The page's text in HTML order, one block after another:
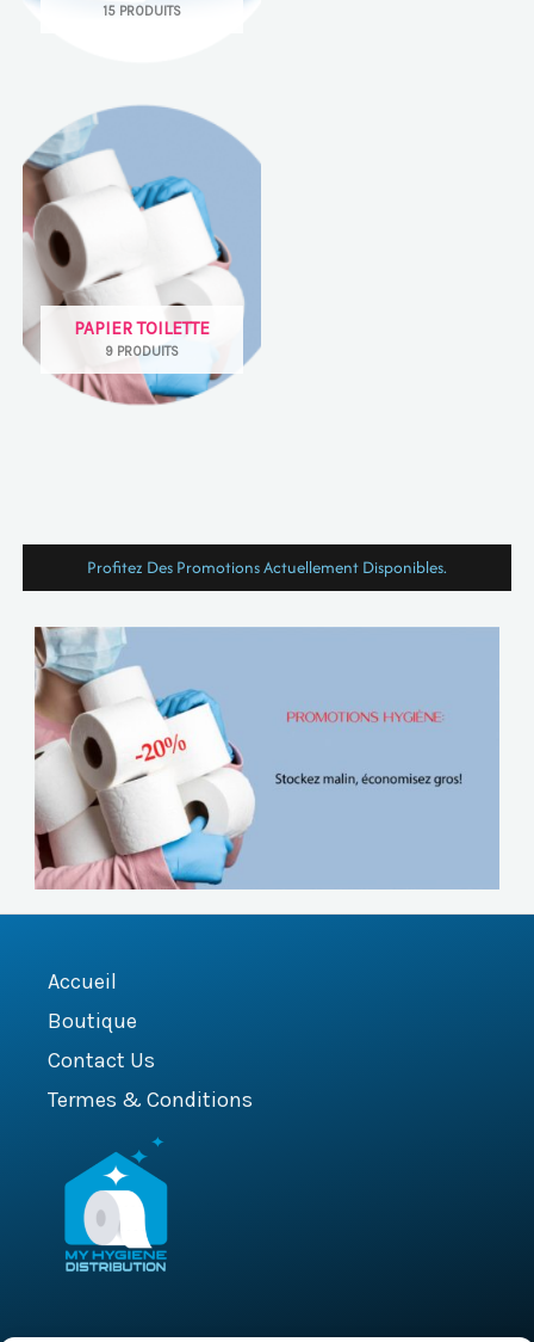
15 PRODUITS
PAPIER TOILETTE
9 PRODUITS
Profitez Des Promotions Actuellement Disponibles.
Accueil
Boutique
Contact Us
Termes & Conditions